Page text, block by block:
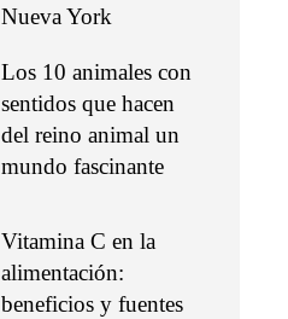
Nueva York
Los 10 animales con
sentidos que hacen
del reino animal un
mundo fascinante
Vitamina C en la
alimentación:
beneficios y fuentes